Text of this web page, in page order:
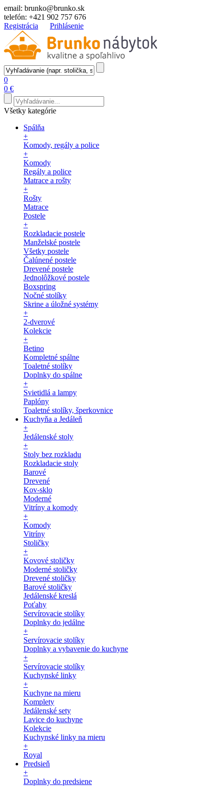
email: brunko@brunko.sk
telefón: +421 902 757 676
Registrácia
Prihlásenie
0
0 €
Všetky kategórie
Spálňa
+
Komody, regály a police
+
Komody
Regály a police
Matrace a rošty
+
Rošty
Matrace
Postele
+
Rozkladacie postele
Manželské postele
Všetky postele
Čalúnené postele
Drevené postele
Jednolôžkové postele
Boxspring
Nočné stolíky
Skrine a úložné systémy
+
2-dverové
Kolekcie
+
Betino
Kompletné spálne
Toaletné stolíky
Doplnky do spálne
+
Svietidlá a lampy
Paplóny
Toaletné stolíky, šperkovnice
Kuchyňa a Jedáleň
+
Jedálenské stoly
+
Stoly bez rozkladu
Rozkladacie stoly
Barové
Drevené
Kov-sklo
Moderné
Vitríny a komody
+
Komody
Vitríny
Stoličky
+
Kovové stoličky
Moderné stoličky
Drevené stoličky
Barové stoličky
Jedálenské kreslá
Poťahy
Servírovacie stolíky
Doplnky do jedálne
+
Servírovacie stolíky
Doplnky a vybavenie do kuchyne
+
Servírovacie stolíky
Kuchynské linky
+
Kuchyne na mieru
Komplety
Jedálenské sety
Lavice do kuchyne
Kolekcie
Kuchynské linky na mieru
+
Royal
Predsieň
+
Doplnky do predsiene